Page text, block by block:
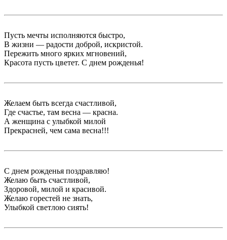
Пусть мечты исполняются быстро,
В жизни — радости доброй, искристой.
Пережить много ярких мгновений,
Красота пусть цветет. С днем рожденья!
Желаем быть всегда счастливой,
Где счастье, там весна — красна.
А женщина с улыбкой милой
Прекрасней, чем сама весна!!!
С днем рожденья поздравляю!
Желаю быть счастливой,
Здоровой, милой и красивой.
Желаю горестей не знать,
Улыбкой светлою сиять!